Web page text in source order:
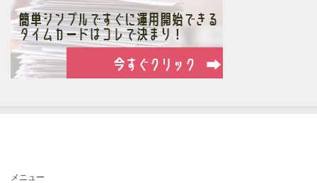
メニュー